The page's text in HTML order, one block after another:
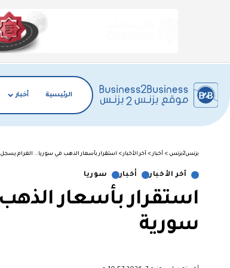
الرئيسية أخبار
بزنس2بزنس > أخبار > آخر الأخبار > استقرار بأسعار الذهب في سوريا… الغرام يسجل 17300 ليرة سورية
آخر الأخبار أخبار سوريا
سورية